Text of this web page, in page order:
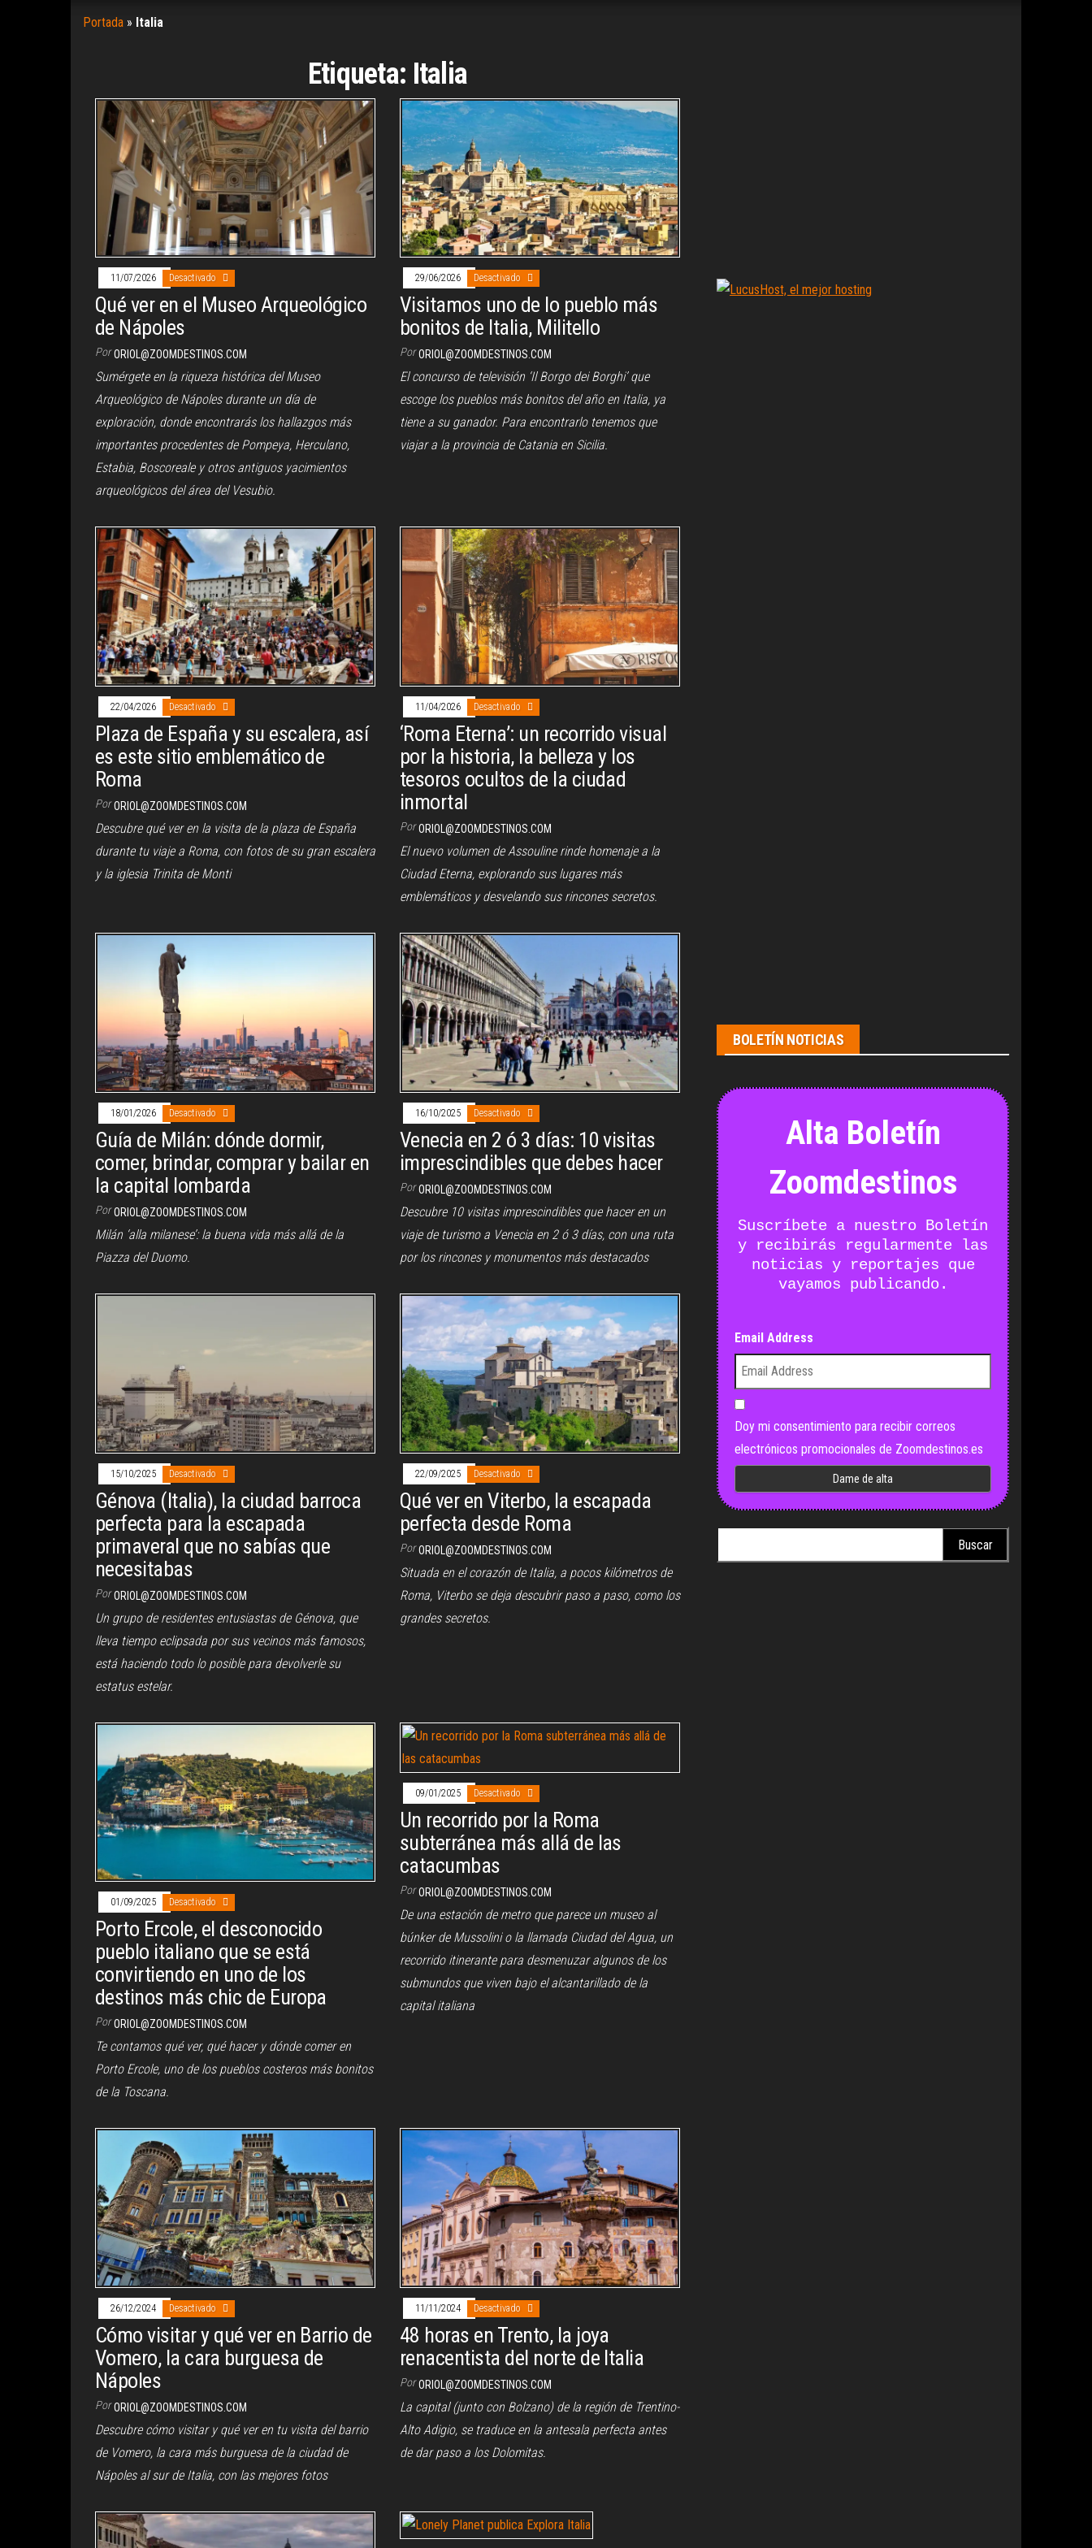
Portada » Italia
Etiqueta: Italia
11/07/2026 Desactivado
Qué ver en el Museo Arqueológico
de Nápoles
Por ORIOL@ZOOMDESTINOS.COM
Sumérgete en la riqueza histórica del Museo
Arqueológico de Nápoles durante un día de
exploración, donde encontrarás los hallazgos más
importantes procedentes de Pompeya, Herculano,
Estabia, Boscoreale y otros antiguos yacimientos
arqueológicos del área del Vesubio.
29/06/2026 Desactivado
Visitamos uno de lo pueblo más
bonitos de Italia, Militello
Por ORIOL@ZOOMDESTINOS.COM
El concurso de televisión ‘Il Borgo dei Borghi’ que
escoge los pueblos más bonitos del año en Italia, ya
tiene a su ganador. Para encontrarlo tenemos que
viajar a la provincia de Catania en Sicilia.
22/04/2026 Desactivado
Plaza de España y su escalera, así
es este sitio emblemático de
Roma
Por ORIOL@ZOOMDESTINOS.COM
Descubre qué ver en la visita de la plaza de España
durante tu viaje a Roma, con fotos de su gran escalera
y la iglesia Trinita de Monti
11/04/2026 Desactivado
‘Roma Eterna’: un recorrido visual
por la historia, la belleza y los
tesoros ocultos de la ciudad
inmortal
Por ORIOL@ZOOMDESTINOS.COM
El nuevo volumen de Assouline rinde homenaje a la
Ciudad Eterna, explorando sus lugares más
emblemáticos y desvelando sus rincones secretos.
18/01/2026 Desactivado
Guía de Milán: dónde dormir,
comer, brindar, comprar y bailar en
la capital lombarda
Por ORIOL@ZOOMDESTINOS.COM
Milán ‘alla milanese’: la buena vida más allá de la
Piazza del Duomo.
16/10/2025 Desactivado
Venecia en 2 ó 3 días: 10 visitas
imprescindibles que debes hacer
Por ORIOL@ZOOMDESTINOS.COM
Descubre 10 visitas imprescindibles que hacer en un
viaje de turismo a Venecia en 2 ó 3 días, con una ruta
por los rincones y monumentos más destacados
15/10/2025 Desactivado
Génova (Italia), la ciudad barroca
perfecta para la escapada
primaveral que no sabías que
necesitabas
Por ORIOL@ZOOMDESTINOS.COM
Un grupo de residentes entusiastas de Génova, que
lleva tiempo eclipsada por sus vecinos más famosos,
está haciendo todo lo posible para devolverle su
estatus estelar.
22/09/2025 Desactivado
Qué ver en Viterbo, la escapada
perfecta desde Roma
Por ORIOL@ZOOMDESTINOS.COM
Situada en el corazón de Italia, a pocos kilómetros de
Roma, Viterbo se deja descubrir paso a paso, como los
grandes secretos.
01/09/2025 Desactivado
Porto Ercole, el desconocido
pueblo italiano que se está
convirtiendo en uno de los
destinos más chic de Europa
Por ORIOL@ZOOMDESTINOS.COM
Te contamos qué ver, qué hacer y dónde comer en
Porto Ercole, uno de los pueblos costeros más bonitos
de la Toscana.
09/01/2025 Desactivado
Un recorrido por la Roma
subterránea más allá de las
catacumbas
Por ORIOL@ZOOMDESTINOS.COM
De una estación de metro que parece un museo al
búnker de Mussolini o la llamada Ciudad del Agua, un
recorrido itinerante para desmenuzar algunos de los
submundos que viven bajo el alcantarillado de la
capital italiana
26/12/2024 Desactivado
Cómo visitar y qué ver en Barrio de
Vomero, la cara burguesa de
Nápoles
Por ORIOL@ZOOMDESTINOS.COM
Descubre cómo visitar y qué ver en tu visita del barrio
de Vomero, la cara más burguesa de la ciudad de
Nápoles al sur de Italia, con las mejores fotos
11/11/2024 Desactivado
48 horas en Trento, la joya
renacentista del norte de Italia
Por ORIOL@ZOOMDESTINOS.COM
La capital (junto con Bolzano) de la región de Trentino-
Alto Adigio, se traduce en la antesala perfecta antes
de dar paso a los Dolomitas.
BOLETÍN NOTICIAS
Alta Boletín
Zoomdestinos
Suscríbete a nuestro Boletín
y recibirás regularmente las
noticias y reportajes que
vayamos publicando.
Email Address
Doy mi consentimiento para recibir correos
electrónicos promocionales de Zoomdestinos.es